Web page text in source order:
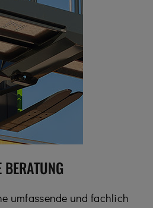
umfassende und fachlich